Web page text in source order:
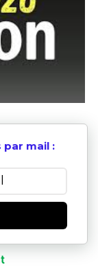
par mail :